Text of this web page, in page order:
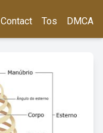
Contact Tos DMCA